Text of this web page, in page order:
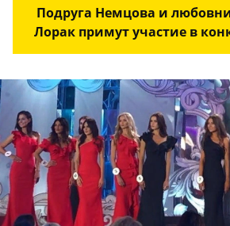
Подруга Немцова и
Лорак примут участие в